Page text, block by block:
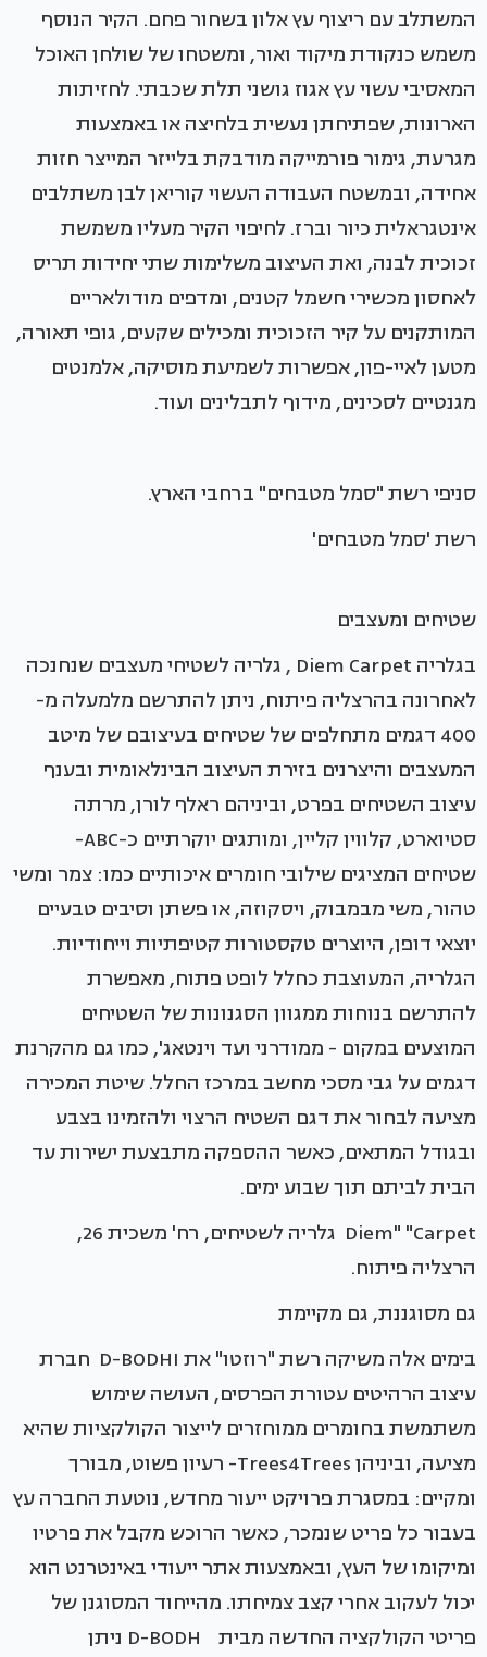
המשתלב עם ריצוף עץ אלון בשחור פחם. הקיר הנוסף
משמש כנקודת מיקוד ואור, ומשטחו של שולחן האוכל
המאסיבי עשוי עץ אגוז גושני תלת שכבתי. לחזיתות
הארונות, שפתיחתן נעשית בלחיצה או באמצעות
מגרעת, גימור פורמייקה מודבקת בלייזר המייצר חזות
אחידה, ובמשטח העבודה העשוי קוריאן לבן משתלבים
אינטגראלית כיור וברז. לחיפוי הקיר מעליו משמשת
זכוכית לבנה, ואת העיצוב משלימות שתי יחידות תריס
לאחסון מכשירי חשמל קטנים, ומדפים מודולאריים
המותקנים על קיר הזכוכית ומכילים שקעים, גופי תאורה,
מטען לאיי-פון, אפשרות לשמיעת מוסיקה, אלמנטים
מגנטיים לסכינים, מידוף לתבלינים ועוד.
סניפי רשת "סמל מטבחים" ברחבי הארץ.
רשת 'סמל מטבחים'
שטיחים ומעצבים
בגלריה Diem Carpet , גלריה לשטיחי מעצבים שנחנכה
לאחרונה בהרצליה פיתוח, ניתן להתרשם מלמעלה מ-
400 דגמים מתחלפים של שטיחים בעיצובם של מיטב
המעצבים והיצרנים בזירת העיצוב הבינלאומית ובענף
עיצוב השטיחים בפרט, וביניהם ראלף לורן, מרתה
סטיוארט, קלווין קליין, ומותגים יוקרתיים כ-ABC-
שטיחים המציגים שילובי חומרים איכותיים כמו: צמר ומשי
טהור, משי מבמבוק, ויסקוזה, או פשתן וסיבים טבעיים
יוצאי דופן, היוצרים טקסטורות קטיפתיות וייחודיות.
הגלריה, המעוצבת כחלל לופט פתוח, מאפשרת
להתרשם בנוחות ממגוון הסגנונות של השטיחים
המוצעים במקום - ממודרני ועד וינטאג', כמו גם מהקרנת
דגמים על גבי מסכי מחשב במרכז החלל. שיטת המכירה
מציעה לבחור את דגם השטיח הרצוי ולהזמינו בצבע
ובגודל המתאים, כאשר ההספקה מתבצעת ישירות עד
הבית לביתם תוך שבוע ימים.
Diem" "Carpet גלריה לשטיחים, רח' משכית 26,
הרצליה פיתוח.
גם מסוגננת, גם מקיימת
בימים אלה משיקה רשת "רוזטו" את D-BODHI חברת
עיצוב הרהיטים עטורת הפרסים, העושה שימוש
משתמשת בחומרים ממוחזרים לייצור הקולקציות שהיא
מציעה, וביניהן Trees4Trees- רעיון פשוט, מבורך
ומקיים: במסגרת פרויקט ייעור מחדש, נוטעת החברה עץ
בעבור כל פריט שנמכר, כאשר הרוכש מקבל את פרטיו
ומיקומו של העץ, ובאמצעות אתר ייעודי באינטרנט הוא
יכול לעקוב אחרי קצב צמיחתו. מהייחוד המסוגנן של
פריטי הקולקציה החדשה מבית D-BODH ניתן